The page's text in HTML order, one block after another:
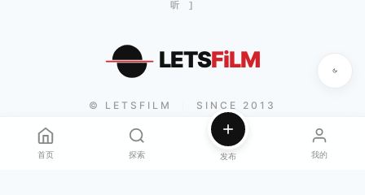
听 ]
LETSFiLM
© LETSFILM SINCE 2013
首页 探索 发布 我的